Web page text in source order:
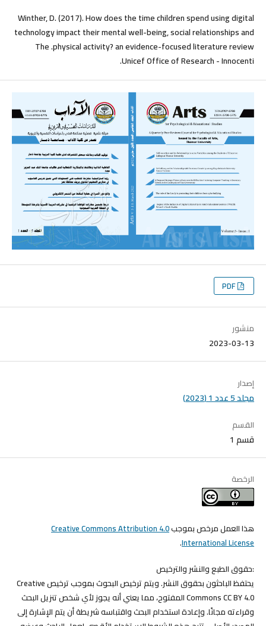
Winther, D. (2017). How does the time children spend using digital
technology impact their mental well-being, social relationships and
physical activity? an evidence-focused literature review.‏ The
Unicef Office of Research - Innocenti.
PDF
منشور
2023-03-13
إصدار
مجلد 5 عدد 1 (2023)
القسم
قسم 1
الرخصة
هذا العمل مرخص بموجبCreative Commons Attribution 4.0
International License
.
:حقوق الطبع والنشر والترخيص
يحتفظ الباحثون بحقوق النشر. ويتم ترخيص البحوث بموجب ترخيص Creative
Commons CC BY 4.0 المفتوح، مما يعني أنه يجوز لأي شخص تنزيل البحث
وقراءته مجانًا. وإعادة استخدام البحث واقتباسه شريطة أن يتم الإشارة إلى